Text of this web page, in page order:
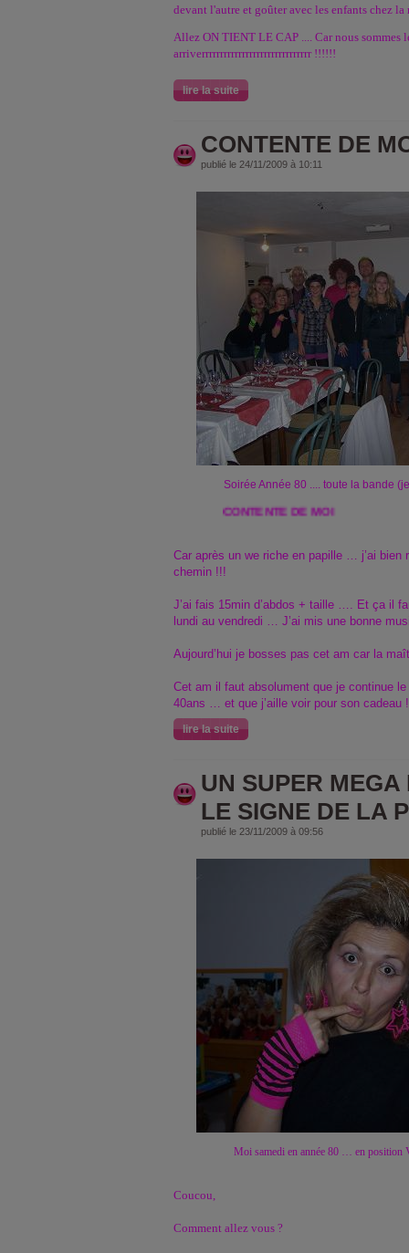
devant l'autre et goûter avec les enfants chez
Allez ON TIENT LE CAP .... Car nous sommes
arriverrrrrrrrrrrrrrrrrrrrrrrrrrrrrr !!!!!!
lire la suite
CONTENTE DE
publié le 24/11/2009 à 10:11
Soirée Année 80 .... toute la bande
CONTENTE DE
Car après un we riche en papille … j’ai bien
chemin !!!
J’ai fais 15min d’abdos + taille …. Et ça il
lundi au vendredi … J’ai mis une bonne
Aujourd’hui je bosses pas cet am car la
Cet am il faut absolument que je continue
40ans … et que j’aille voir pour son cadeau
lire la suite
UN SUPER
LE SIGNE DE LA
publié le 23/11/2009 à 09:56
Moi samedi en année 80 … en position
Coucou,
Comment allez vous ?